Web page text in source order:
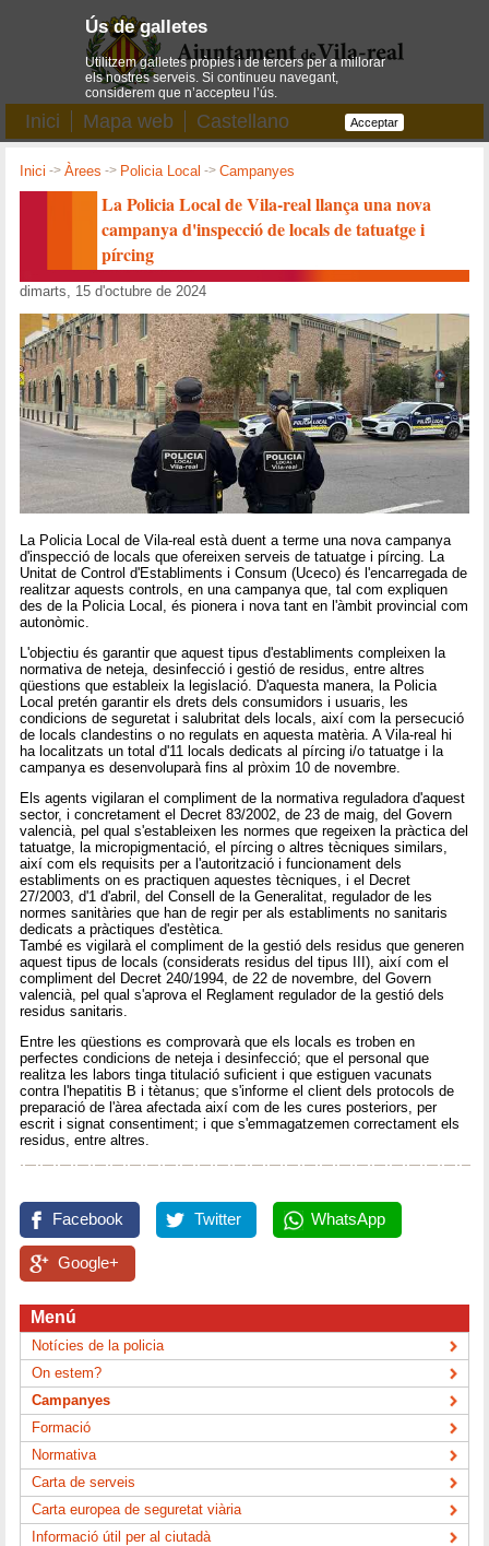
Inici Mapa web Castellano
Inici ->Àrees -> Policia Local ->Campanyes
La Policia Local de Vila-real llança una nova
campanya d'inspecció de locals de tatuatge i
pírcing
dimarts, 15 d'octubre de 2024
La Policia Local de Vila-real està duent a terme una nova campanya
d'inspecció de locals que ofereixen serveis de tatuatge i pírcing. La
Unitat de Control d'Establiments i Consum (Uceco) és l'encarregada de
realitzar aquests controls, en una campanya que, tal com expliquen
des de la Policia Local, és pionera i nova tant en l'àmbit provincial com
autonòmic.
L'objectiu és garantir que aquest tipus d'establiments compleixen la
normativa de neteja, desinfecció i gestió de residus, entre altres
qüestions que estableix la legislació. D'aquesta manera, la Policia
Local pretén garantir els drets dels consumidors i usuaris, les
condicions de seguretat i salubritat dels locals, així com la persecució
de locals clandestins o no regulats en aquesta matèria. A Vila-real hi
ha localitzats un total d'11 locals dedicats al pírcing i/o tatuatge i la
campanya es desenvoluparà fins al pròxim 10 de novembre.
Els agents vigilaran el compliment de la normativa reguladora d'aquest
sector, i concretament el Decret 83/2002, de 23 de maig, del Govern
valencià, pel qual s'estableixen les normes que regeixen la pràctica del
tatuatge, la micropigmentació, el pírcing o altres tècniques similars,
així com els requisits per a l'autorització i funcionament dels
establiments on es practiquen aquestes tècniques, i el Decret
27/2003, d'1 d'abril, del Consell de la Generalitat, regulador de les
normes sanitàries que han de regir per als establiments no sanitaris
dedicats a pràctiques d'estètica.
També es vigilarà el compliment de la gestió dels residus que generen
aquest tipus de locals (considerats residus del tipus III), així com el
compliment del Decret 240/1994, de 22 de novembre, del Govern
valencià, pel qual s'aprova el Reglament regulador de la gestió dels
residus sanitaris.
Entre les qüestions es comprovarà que els locals es troben en
perfectes condicions de neteja i desinfecció; que el personal que
realitza les labors tinga titulació suficient i que estiguen vacunats
contra l'hepatitis B i tètanus; que s'informe el client dels protocols de
preparació de l'àrea afectada així com de les cures posteriors, per
escrit i signat consentiment; i que s'emmagatzemen correctament els
residus, entre altres.
Facebook Twitter WhatsApp
Google+
Menú
Notícies de la policia
On estem?
Campanyes
Formació
Normativa
Carta de serveis
Carta europea de seguretat viària
Informació útil per al ciutadà
Ús de galletes
Utilitzem galletes pròpies i de tercers per a millorar
els nostres serveis. Si continueu navegant,
considerem que n’accepteu l’ús.
Acceptar